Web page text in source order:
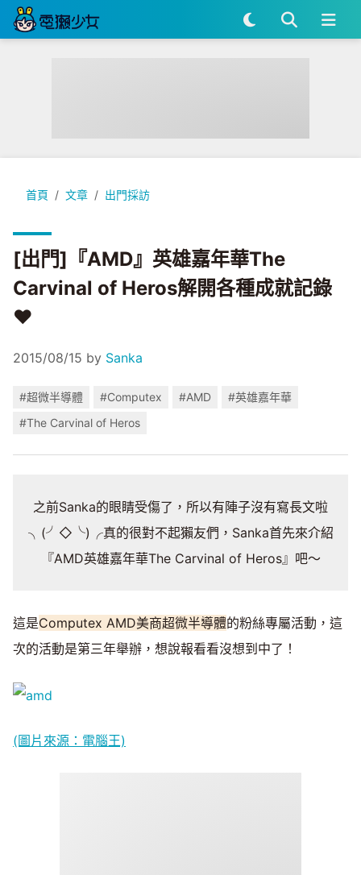
首頁 文章 出門採訪
[出門]『AMD』英雄嘉年華The Carvinal of Heros解開各種
[出門]『AMD』英雄嘉年華The
Carvinal of Heros解開各種成就記錄
♥
2015/08/15 by Sanka
#超微半導體 #Computex #AMD
#英雄嘉年華
#The Carvinal of Heros
之前Sanka的眼睛受傷了，所以有陣子沒有寫長文啦
╮(╯◇╰)╭真的很對不起獺友們，Sanka首先來介紹
『AMD英雄嘉年華The Carvinal of Heros』吧～
這是Computex AMD美商超微半導體的粉絲專屬活動，這
次的活動是第三年舉辦，想說報看看沒想到中了！
(圖片來源：電腦王)